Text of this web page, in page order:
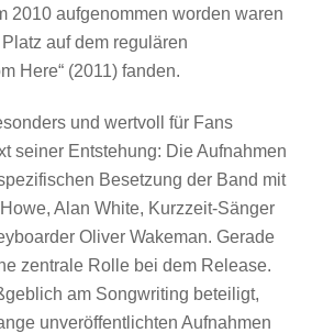
2010 aufgenommen worden waren
auf dem regulären
Here“ (2011) fanden.
und wertvoll für Fans
seiner Entstehung: Die Aufnahmen
Besetzung der Band mit
Alan White, Kurzzeit-Sänger
Oliver Wakeman. Gerade
zentrale Rolle bei dem Release.
am Songwriting beteiligt,
unveröffentlichten Aufnahmen